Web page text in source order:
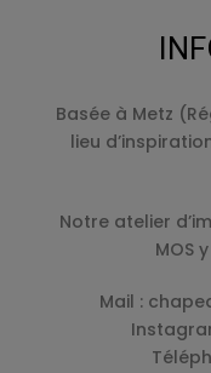
Basée à Metz
lieu
Notre atelier
MOS
Mail :